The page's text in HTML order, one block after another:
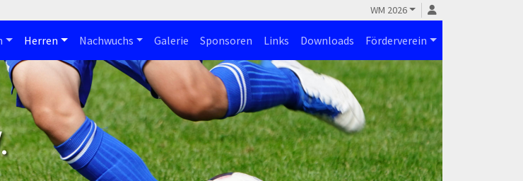
WM 2026
Herren Nachwuchs Galerie Sponsoren Links Downloads Förderverein